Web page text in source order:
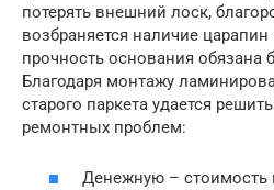
потерять внешний лоск,
возбраняется наличие
прочность основания обязана
Благодаря монтажу
старого паркета удается
ремонтных проблем:
Денежную – стоимость